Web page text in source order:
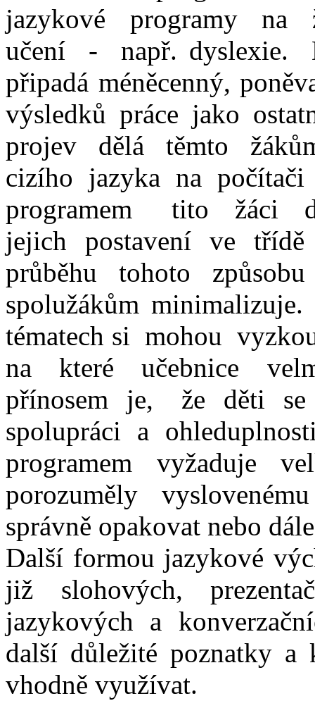
jazykové programy na
učení - např.
připadá méněcenný,
výsledků práce jako
projev dělá těmto
cizího jazyka na
programem tito žáci
jejich postavení ve třídě
průběhu tohoto
spolužákům
tématech si mohou
na které učebnice
přínosem je, že děti se
spolupráci a
programem
porozuměly
správně opakovat nebo
Další formou jazykové
již slohových,
jazykových a
další důležité poznatky a
vhodně využívat.